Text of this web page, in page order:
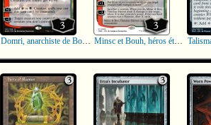
Domri, anarchiste de Bolas Minsc et Bouh, héros éternels